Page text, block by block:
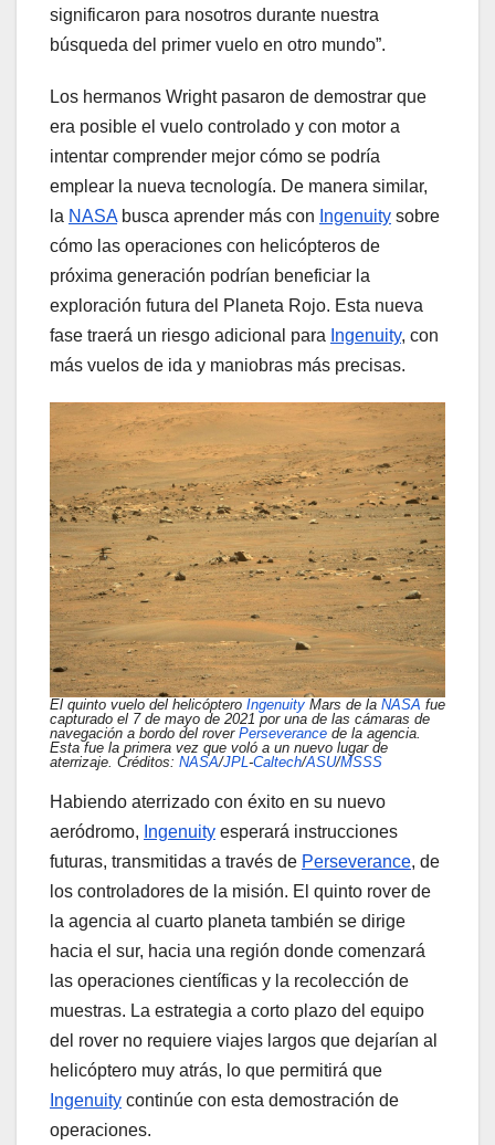
significaron para nosotros durante nuestra
búsqueda del primer vuelo en otro mundo”.
Los hermanos Wright pasaron de demostrar que
era posible el vuelo controlado y con motor a
intentar comprender mejor cómo se podría
emplear la nueva tecnología. De manera similar,
la NASAbusca aprender más con Ingenuity sobre
cómo las operaciones con helicópteros de
próxima generación podrían beneficiar la
exploración futura del Planeta Rojo. Esta nueva
fase traerá un riesgo adicional para Ingenuity, con
más vuelos de ida y maniobras más precisas.
El quinto vuelo del helicóptero Ingenuity Mars de la NASA fue
capturado el 7 de mayo de 2021 por una de las cámaras de
navegación a bordo del rover Perseverance de la agencia.
Esta fue la primera vez que voló a un nuevo lugar de
aterrizaje. Créditos: NASA/JPL-Caltech/ASU/MSSS
Habiendo aterrizado con éxito en su nuevo
aeródromo, Ingenuity esperará instrucciones
futuras, transmitidas a través de Perseverance, de
los controladores de la misión. El quinto rover de
la agencia al cuarto planeta también se dirige
hacia el sur, hacia una región donde comenzará
las operaciones científicas y la recolección de
muestras. La estrategia a corto plazo del equipo
del rover no requiere viajes largos que dejarían al
helicóptero muy atrás, lo que permitirá que
Ingenuity continúe con esta demostración de
operaciones.